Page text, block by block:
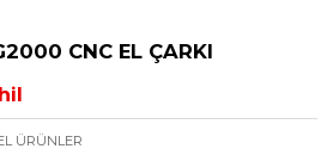
CNC EL ÇARKI
ÜRÜNLER